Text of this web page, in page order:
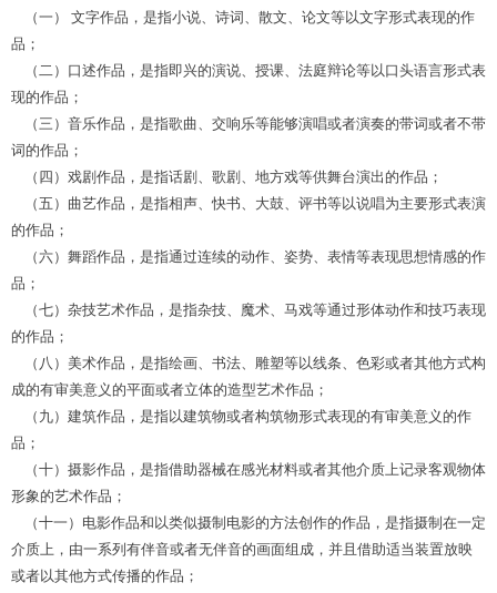
（一） 文字作品，是指小说、诗词、散文、论文等以文字形式表现的作
品；
（二）口述作品，是指即兴的演说、授课、法庭辩论等以口头语言形式表
现的作品；
（三）音乐作品，是指歌曲、交响乐等能够演唱或者演奏的带词或者不带
词的作品；
（四）戏剧作品，是指话剧、歌剧、地方戏等供舞台演出的作品；
（五）曲艺作品，是指相声、快书、大鼓、评书等以说唱为主要形式表演
的作品；
（六）舞蹈作品，是指通过连续的动作、姿势、表情等表现思想情感的作
品；
（七）杂技艺术作品，是指杂技、魔术、马戏等通过形体动作和技巧表现
的作品；
（八）美术作品，是指绘画、书法、雕塑等以线条、色彩或者其他方式构
成的有审美意义的平面或者立体的造型艺术作品；
（九）建筑作品，是指以建筑物或者构筑物形式表现的有审美意义的作
品；
（十）摄影作品，是指借助器械在感光材料或者其他介质上记录客观物体
形象的艺术作品；
（十一）电影作品和以类似摄制电影的方法创作的作品，是指摄制在一定
介质上，由一系列有伴音或者无伴音的画面组成，并且借助适当装置放映
或者以其他方式传播的作品；